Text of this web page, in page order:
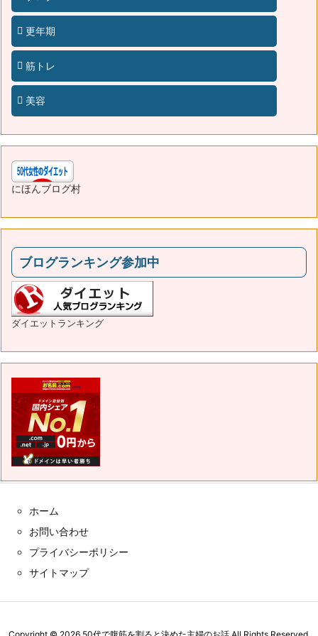
更年期
筋トレ
美容
にほんブログ村
ブログランキング参加中
ダイエットランキング
ホーム
お問い合わせ
プライバシーポリシー
サイトマップ